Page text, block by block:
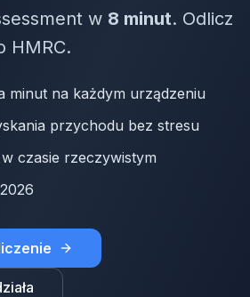
w 8 minut. Odlicz
HMRC.
minut na każdym urządzeniu
przychodu bez stresu
czasie rzeczywistym